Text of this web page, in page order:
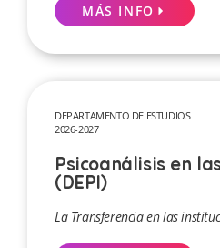
MÁS INFO
DEPARTAMENTO DE ESTUDIOS
2026-2027
Psicoanálisis en
(DEPI)
La Transferencia en las